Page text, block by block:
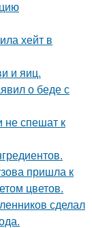
хейт в
и яиц.
о беде с
не спешат к
пришла к
цветов.
сделал